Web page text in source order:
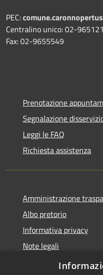
PEC:
Centralino unico: 02-965121
Fax: 02-9655549
Prenotazione
Segnalazione
Leggi le FAQ
Richiesta assistenza
Amministrazione
Albo pretorio
Informativa privacy
Note legali
Dichiarazione di